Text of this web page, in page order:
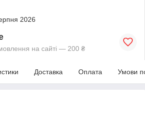
2026
на сайті — 200 ₴
Доставка Оплата Умови